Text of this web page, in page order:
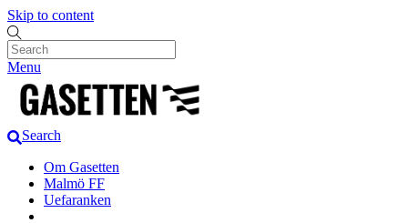
Skip to content
Menu
Search
Om Gasetten
Malmö FF
Uefaranken